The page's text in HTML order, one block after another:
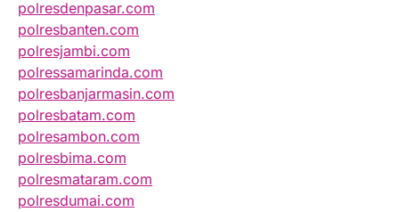
polresdenpasar.com
polresbanten.com
polresjambi.com
polressamarinda.com
polresbanjarmasin.com
polresbatam.com
polresambon.com
polresbima.com
polresmataram.com
polresdumai.com